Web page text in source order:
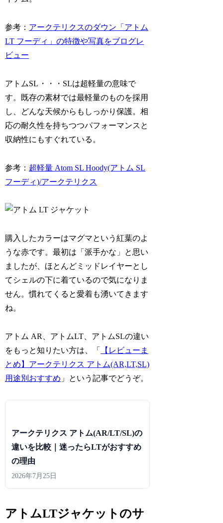
参考： アークテリクスのダウン「アトム
LT フーディ」の特徴や写真をブログレ
ビュー
アトムSL ・・・SLは超軽量の意味で
す。既存の素材では最軽量のものを採用
し、どんな天候からもしっかり保護。相
応の耐久性を持ちつつパフォーマンスと
収納性にもすぐれている。
参考： 超軽量 Atom SL Hoody(アトム SL
フーディ)/アークテリクス
購入したカラーはマグマという紅葉のよ
うな赤です。最初は「派手かな」と思い
ましたが、ほとんどミッドレイヤーとし
てシェルの下に着ているので気になりま
せん。慣れてくると愛着も湧いてきます
ね。
アトム AR、アトムLT、アトムSLの違い
をもっと知りたい方は、「
【レビューま
とめ】アークテリクス アトム(AR,LT,SL)
用途別おすすめ 」という記事でどうぞ。
アークテリクス アトム(AR/LT/SL)の
違いを比較｜迷ったらLTがおすすめ
の理由
2026年7月25日
アトムLTジャケットのサ